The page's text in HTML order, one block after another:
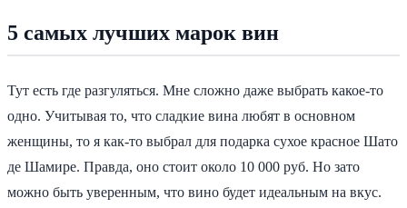
5 самых лучших марок вин
Тут есть где разгуляться. Мне сложно даже выбрать какое-то
одно. Учитывая то, что сладкие вина любят в основном
женщины, то я как-то выбрал для подарка сухое красное Шато
де Шамире. Правда, оно стоит около 10 000 руб. Но зато
можно быть уверенным, что вино будет идеальным на вкус.